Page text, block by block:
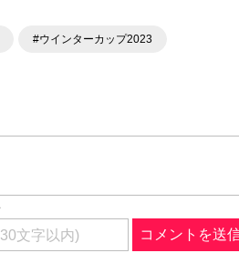
#ウインターカップ2023